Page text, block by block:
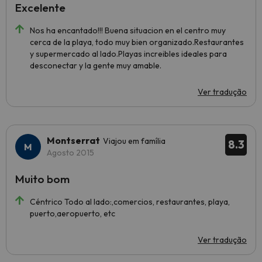
Nos ha encantado!!! Buena situacion en el centro muy
cerca de la playa, todo muy bien organizado.Restaurantes
y supermercado al lado.Playas increibles ideales para
desconectar y la gente muy amable.
Ver tradução
Excelente
8.3
Montserrat Viajou em família
Agosto 2015
Céntrico Todo al lado:,comercios, restaurantes, playa,
puerto,aeropuerto, etc
Ver tradução
Muito bom